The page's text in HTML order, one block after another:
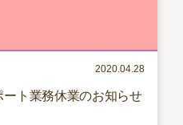
2020.04.28
ト業務休業のお知らせ